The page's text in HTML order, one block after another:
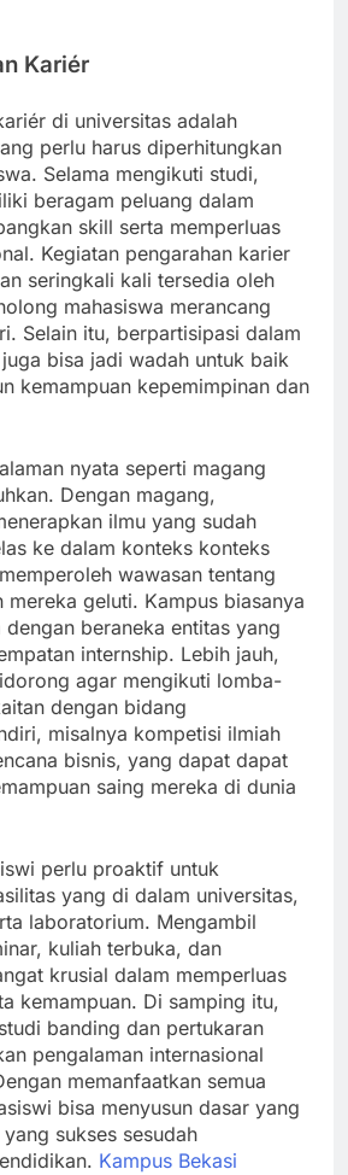
Kariér
di universitas adalah
perlu harus diperhitungkan
Selama mengikuti studi,
beragam peluang dalam
skill serta memperluas
Kegiatan pengarahan karier
seringkali kali tersedia oleh
mahasiswa merancang
Selain itu, berpartisipasi dalam
bisa jadi wadah untuk baik
kemampuan kepemimpinan dan
nyata seperti magang
Dengan magang,
ilmu yang sudah
ke dalam konteks konteks
wawasan tentang
mereka geluti. Kampus biasanya
dengan beraneka entitas yang
internship. Lebih jauh,
agar mengikuti lomba-
dengan bidang
misalnya kompetisi ilmiah
bisnis, yang dapat dapat
saing mereka di dunia
perlu proaktif untuk
yang di dalam universitas,
laboratorium. Mengambil
kuliah terbuka, dan
krusial dalam memperluas
kemampuan. Di samping itu,
banding dan pertukaran
pengalaman internasional
memanfaatkan semua
bisa menyusun dasar yang
sukses sesudah
Kampus Bekasi